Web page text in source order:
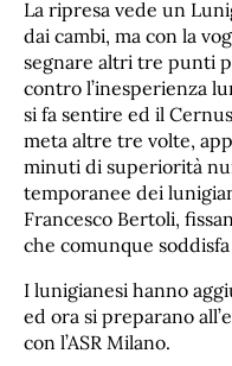
La ripresa vede un
dai cambi, ma con la
segnare altri tre punti
contro l’inesperienza
si fa sentire ed il
meta altre tre volte,
minuti di superiorità
temporanee dei
Francesco Bertoli,
che comunque
I lunigianesi hanno
ed ora si preparano
con l’ASR Milano.